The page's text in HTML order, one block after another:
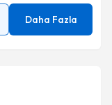
Daha Fazla